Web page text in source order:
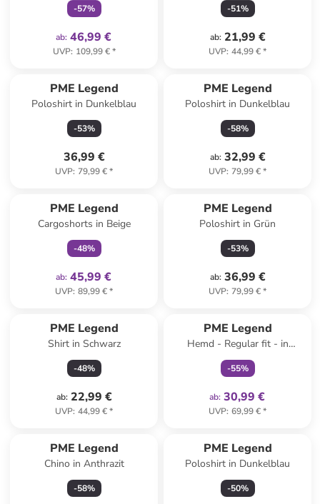
-57%
ab: 46,99 €
UVP: 109,99 €*
-51%
ab: 21,99 €
UVP: 44,99 €*
PME Legend
Poloshirt in Dunkelblau
-53%
36,99 €
UVP: 79,99 €*
PME Legend
Poloshirt in Dunkelblau
-58%
ab: 32,99 €
UVP: 79,99 €*
PME Legend
Cargoshorts in Beige
-48%
ab: 45,99 €
UVP: 89,99 €*
PME Legend
Poloshirt in Grün
-53%
ab: 36,99 €
UVP: 79,99 €*
PME Legend
Shirt in Schwarz
-48%
ab: 22,99 €
UVP: 44,99 €*
PME Legend
Hemd - Regular fit - in
Dunkelgrün
-55%
ab: 30,99 €
UVP: 69,99 €*
PME Legend
Chino in Anthrazit
-58%
PME Legend
Poloshirt in Dunkelblau
-50%